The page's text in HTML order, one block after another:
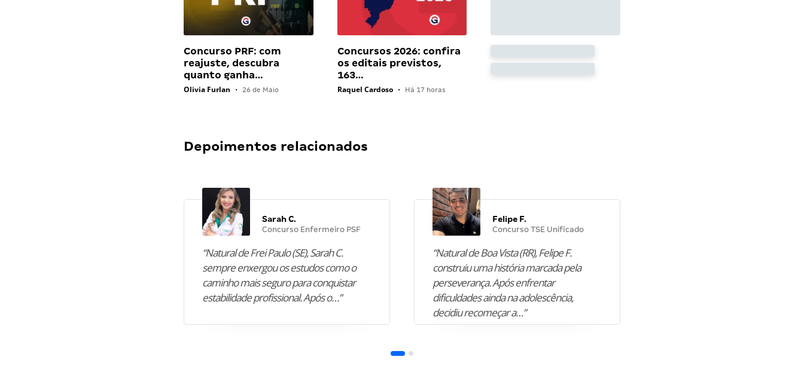
Concurso PRF: com
reajuste, descubra
quanto ganha…
Olivia Furlan • 26 de Maio
Concursos 2026: confira
os editais previstos,
163…
Raquel Cardoso • Há 17 horas
Depoimentos relacionados
Sarah C.
Concurso Enfermeiro PSF
“Natural de Frei Paulo (SE), Sarah C.
sempre enxergou os estudos como o
caminho mais seguro para conquistar
estabilidade profissional. Após o…”
Felipe F.
Concurso TSE Unificado
“Natural de Boa Vista (RR), Felipe F.
construiu uma história marcada pela
perseverança. Após enfrentar
dificuldades ainda na adolescência,
decidiu recomeçar a…”